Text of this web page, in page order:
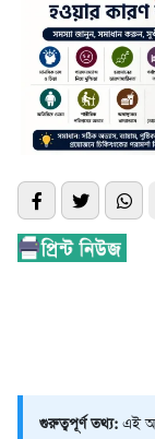
গুরুত্বপূর্ণ তথ্য: এই